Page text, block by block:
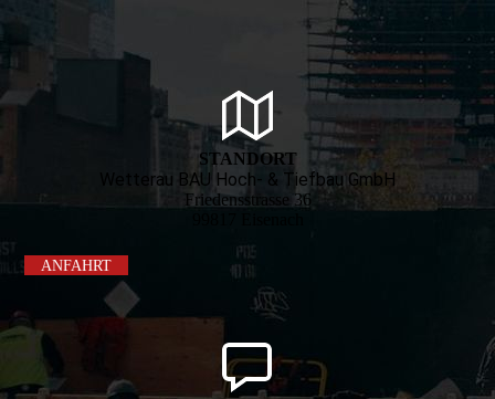
STANDORT
Wetterau BAU Hoch- & Tiefbau GmbH
Friedensstrasse 36
ANFAHRT